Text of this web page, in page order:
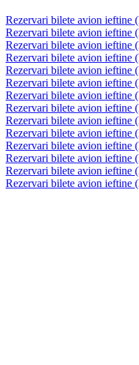
Rezervari bilete avion ieftine
Rezervari bilete avion ieftine
Rezervari bilete avion ieftine
Rezervari bilete avion ieftine
Rezervari bilete avion ieftine
Rezervari bilete avion ieftine
Rezervari bilete avion ieftine
Rezervari bilete avion ieftine
Rezervari bilete avion ieftine
Rezervari bilete avion ieftine
Rezervari bilete avion ieftine
Rezervari bilete avion ieftine
Rezervari bilete avion ieftine
Rezervari bilete avion ieftine